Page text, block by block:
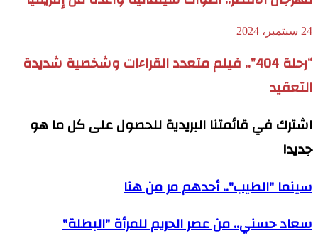
24 سبتمبر، 2024
“رحلة 404”.. فيلم متعدد القراءات وشخصية شديدة
التعقيد
اشترك في قائمتنا البريدية للحصول على كل ما هو
جديد!
سينما "الطيب".. أحدهم مر من هنا
سعاد حسني.. من عصر الحريم للمرأة "البطلة"